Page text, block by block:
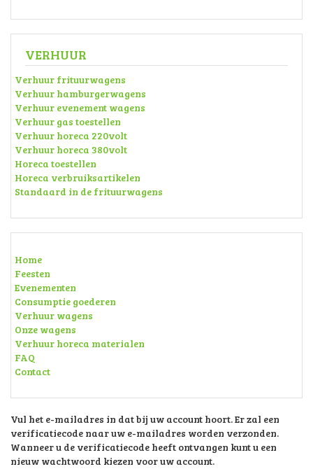
VERHUUR
Verhuur frituurwagens
Verhuur hamburgerwagens
Verhuur evenement wagens
Verhuur gas toestellen
Verhuur horeca 220volt
Verhuur horeca 380volt
Horeca toestellen
Horeca verbruiksartikelen
Standaard in de frituurwagens
Home
Feesten
Evenementen
Consumptie goederen
Verhuur wagens
Onze wagens
Verhuur horeca materialen
FAQ
Contact
Vul het e-mailadres in dat bij uw account hoort. Er zal een
verificatiecode naar uw e-mailadres worden verzonden.
Wanneer u de verificatiecode heeft ontvangen kunt u een
nieuw wachtwoord kiezen voor uw account.